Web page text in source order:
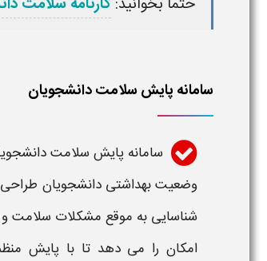
سامانه پایش سلامت دانشجویان
سامانه پایش سلامت
وضعیت بهداشتی دانشجویان طراحی
شناسایی به موقع مشکلات سلامت و
امکان را می‌ دهد تا با پایش